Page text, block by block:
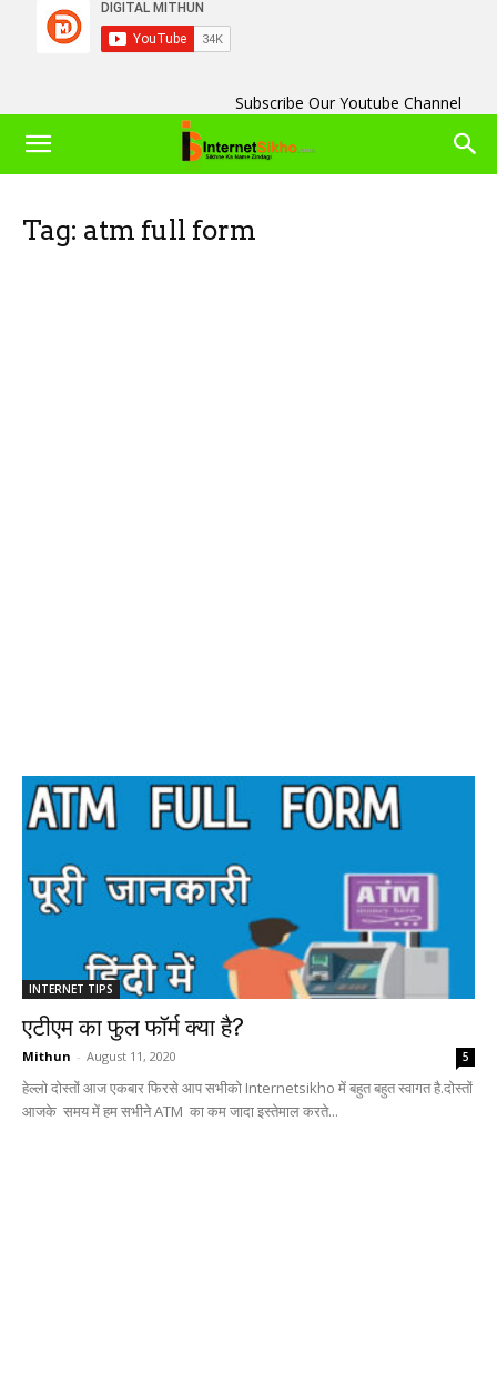
Subscribe Our Youtube Channel
Tag: atm full form
INTERNET TIPS
एटीएम का फुल फॉर्म क्या है?
Mithun - August 11, 2020 5
हेल्लो दोस्तों आज एकबार फिरसे आप सभीको Internetsikho में बहुत बहुत स्वागत है.दोस्तों
आजके समय में हम सभीने ATM का कम जादा इस्तेमाल करते...